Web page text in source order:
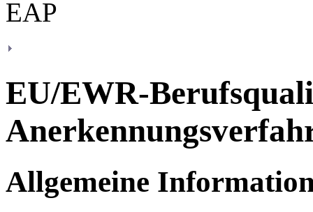
EU/EWR-
Allgemeine